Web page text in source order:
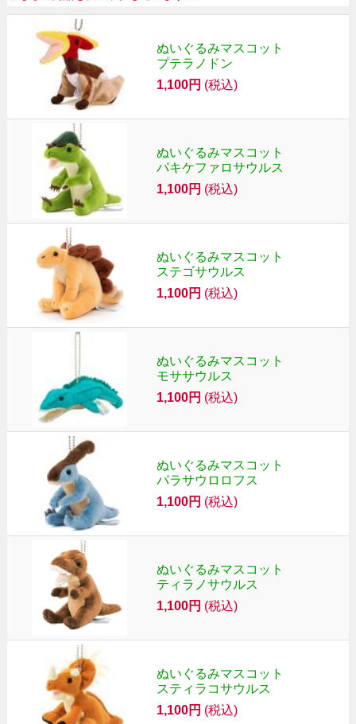
ぬいぐるみマスコット
プテラノドン
1,100円 (税込)
ぬいぐるみマスコット
パキケファロサウルス
1,100円 (税込)
ぬいぐるみマスコット
ステゴサウルス
1,100円 (税込)
ぬいぐるみマスコット
モササウルス
1,100円 (税込)
ぬいぐるみマスコット
パラサウロロフス
1,100円 (税込)
ぬいぐるみマスコット
ティラノサウルス
1,100円 (税込)
ぬいぐるみマスコット
スティラコサウルス
1,100円 (税込)